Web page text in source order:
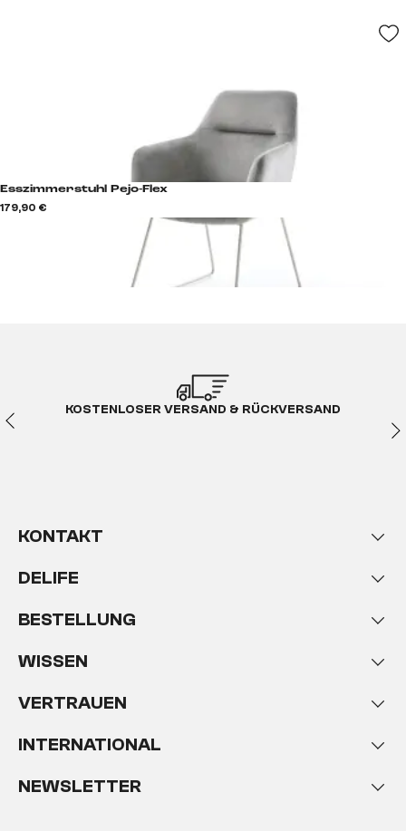
Esszimmerstuhl Pejo-Flex
179,90 €
KOSTENLOSER VERSAND & RÜCKVERSAND
KONTAKT
DELIFE
BESTELLUNG
WISSEN
VERTRAUEN
INTERNATIONAL
NEWSLETTER